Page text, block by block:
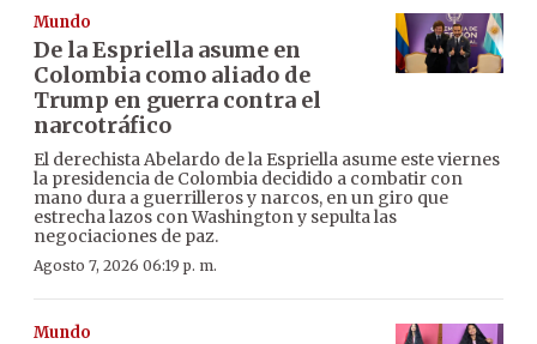
Mundo
De la Espriella asume en
Colombia como aliado de
Trump en guerra contra el
narcotráfico
El derechista Abelardo de la Espriella asume este viernes
la presidencia de Colombia decidido a combatir con
mano dura a guerrilleros y narcos, en un giro que
estrecha lazos con Washington y sepulta las
negociaciones de paz.
Agosto 7, 2026 06:19 p. m.
Mundo